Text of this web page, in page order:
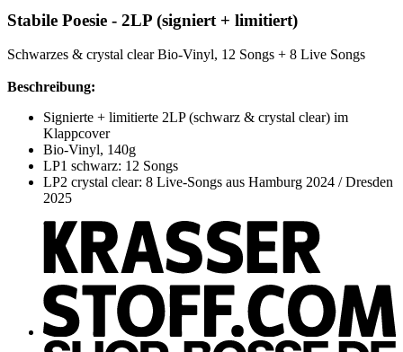
Stabile Poesie - 2LP (signiert + limitiert)
Schwarzes & crystal clear Bio-Vinyl, 12 Songs + 8 Live Songs
Beschreibung:
Signierte + limitierte 2LP (schwarz & crystal clear) im
Klappcover
Bio-Vinyl, 140g
LP1 schwarz: 12 Songs
LP2 crystal clear: 8 Live-Songs aus Hamburg 2024 / Dresden
2025